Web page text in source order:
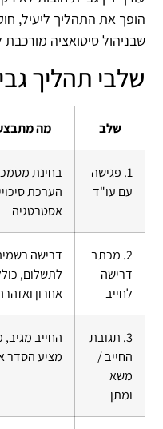
הופך את התהליך ליעיל,
שבניהול סיטואציה
שלבי תהליך
שלב מה
1. פגישה
עם עו"ד
בחינת
הערכת
אסטרטגיה
2. מכתב
דרישה
לחייב
דרישה
לתשלום,
אחרון
3. תגובת
החייב /
משא
ומתן
החייב
מציע הסדר